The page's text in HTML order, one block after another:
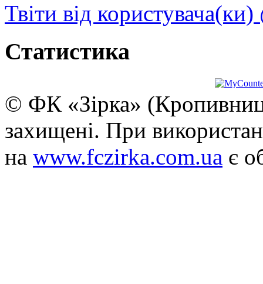
Твіти від
Статистика
© ФК «Зірка»
захищені. При
на www.fczirka.com.ua є